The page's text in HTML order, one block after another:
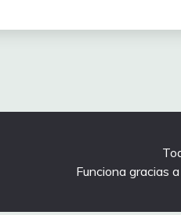
Funciona gracias